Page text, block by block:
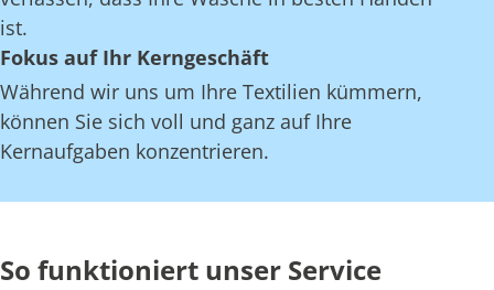
ist.
Fokus auf Ihr Kerngeschäft
Während wir uns um Ihre Textilien kümmern,
können Sie sich voll und ganz auf Ihre
Kernaufgaben konzentrieren.
So funktioniert unser Service